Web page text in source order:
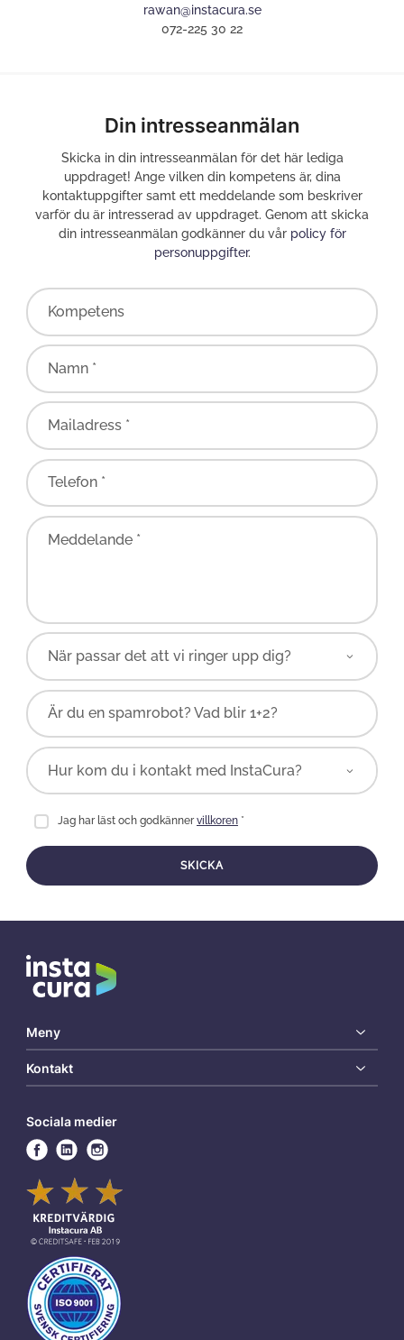
rawan@instacura.se
072-225 30 22
Din intresseanmälan
Skicka in din intresseanmälan för det här lediga
uppdraget! Ange vilken din kompetens är, dina
kontaktuppgifter samt ett meddelande som beskriver
varför du är intresserad av uppdraget. Genom att skicka
din intresseanmälan godkänner du vår policy för
personuppgifter.
Kompetens
Namn *
Mailadress *
Telefon *
Meddelande *
Är du en spamrobot? Vad blir 1+2?
Jag har läst och godkännervillkoren*
SKICKA
Meny
Kontakt
Sociala medier